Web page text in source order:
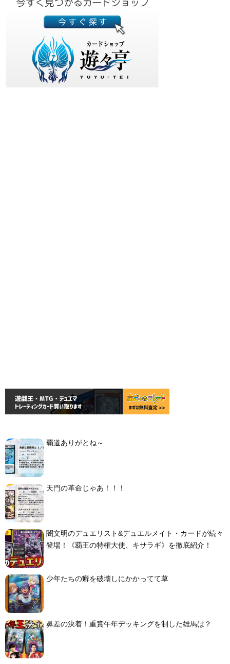
覇道ありがとね～
天門の革命じゃあ！！！
闇文明のデュエリスト&デュエルメイト・カードが続々
登場！《覇王の特権大使、キサラギ》を徹底紹介！
少年たちの癖を破壊しにかかってて草
鼻差の決着！重賞午年デッキングを制した雄馬は？